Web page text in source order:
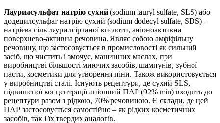
Лаурилсульфат натрію сухий (sodium lauryl sulfate, SLS) або
додецилсульфат натрію сухий (sodium dodecyl sulfate, SDS) –
натрієва сіль лаурилсірчаної кислоти, аніоноактивна
поверхнево-активна речовина. Являє собою амфіфільну
речовину, що застосовується в промисловості як сильний
засіб, що чистить і змочує, машинних маслах, при
виробництві більшості миючих засобів, шампунів, зубної
пасти, косметики для утворення піни. Також використовується
у виробництві сталі. Існують рецептури, де сухий SLS,
підвищеної концентрації аніонний ПАР (92% min) входить до
рецептури разом з рідкою, 70% речовиною. Є склади, де цей
ПАР застосовується самостійно – як рідких косметичних
засобів, так і їх твердих аналогів.